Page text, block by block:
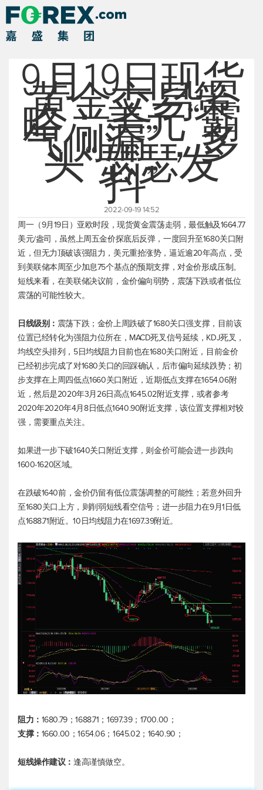
9月19日现货
黄金交易策
略：美元“霸
气侧漏”，多
头“瑟瑟发
抖”
2022-09-19 14:52
周一（9月19日）亚欧时段，现货黄金震荡走弱，最低触及1664.77
美元/盎司，虽然上周五金价探底后反弹，一度回升至1680关口附
近，但无力顶破该强阻力，美元重拾涨势，逼近逾20年高点，受
到美联储本周至少加息75个基点的预期支撑，对金价形成压制。
短线来看，在美联储决议前，金价偏向弱势，震荡下跌或者低位
震荡的可能性较大。
日线级别： 震荡下跌；金价上周跌破了1680关口强支撑，目前该
位置已经转化为强阻力位所在，MACD死叉信号延续，KDJ死叉，
均线空头排列，5日均线阻力目前也在1680关口附近，目前金价
已经初步完成了对1680关口的回踩确认，后市偏向延续跌势；初
步支撑在上周四低点1660关口附近，近期低点支撑在1654.06附
近，然后是2020年3月26日高点1645.02附近支撑，或者参考
2020年2020年4月8日低点1640.90附近支撑，该位置支撑相对较
强，需要重点关注。
如果进一步下破1640关口附近支撑，则金价可能会进一步跌向
1600-1620区域。
在跌破1640前，金价仍留有低位震荡调整的可能性；若意外回升
至1680关口上方，则削弱短线看空信号；进一步阻力在9月1日低
点1688.71附近。10日均线阻力在1697.39附近。
阻力： 1680.79；1688.71；1697.39；1700.00；
支撑： 1660.00；1654.06；1645.02；1640.90；
短线操作建议：逢高谨慎做空。